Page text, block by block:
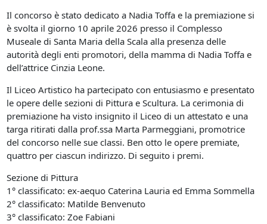
Il concorso è stato dedicato a Nadia Toffa e la premiazione si
è svolta il giorno 10 aprile 2026 presso il Complesso
Museale di Santa Maria della Scala alla presenza delle
autorità degli enti promotori, della mamma di Nadia Toffa e
dell’attrice Cinzia Leone.
Il Liceo Artistico ha partecipato con entusiasmo e presentato
le opere delle sezioni di Pittura e Scultura. La cerimonia di
premiazione ha visto insignito il Liceo di un attestato e una
targa ritirati dalla prof.ssa Marta Parmeggiani, promotrice
del concorso nelle sue classi. Ben otto le opere premiate,
quattro per ciascun indirizzo. Di seguito i premi.
Sezione di Pittura
1° classificato: ex-aequo Caterina Lauria ed Emma Sommella
2° classificato: Matilde Benvenuto
3° classificato: Zoe Fabiani